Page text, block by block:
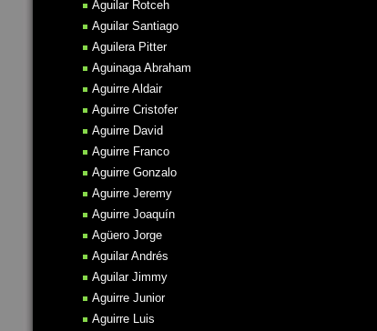
Aguilar Rotceh
Aguilar Santiago
Aguilera Pitter
Aguinaga Abraham
Aguirre Aldair
Aguirre Cristofer
Aguirre David
Aguirre Franco
Aguirre Gonzalo
Aguirre Jeremy
Aguirre Joaquín
Agüero Jorge
Aguilar Andrés
Aguilar Jimmy
Aguirre Junior
Aguirre Luis